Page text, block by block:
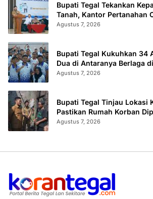
Bupati Tegal Tekankan
Tanah, Kantor Pertanahan
Sertifikat Terbit
Agustus 7, 2026
Bupati Tegal Kukuhkan 34
Dua di Antaranya Berlaga
Agustus 7, 2026
Bupati Tegal Tinjau Lokasi
Pastikan Rumah Korban
Agustus 7, 2026